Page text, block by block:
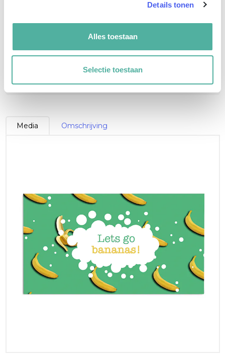
Details tonen
Alles toestaan
Selectie toestaan
Contoursnijden (Kisscut)
Contoursnijden (Kisscut) met applicatiefolie
Media Omschrijving